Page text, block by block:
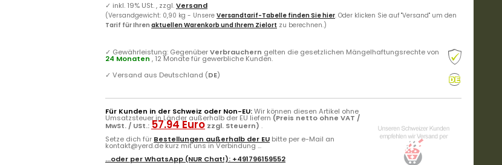
✓ inkl. 19% USt. , zzgl.Versand
(Versandgewicht: 0,90 kg - Unsere Versandtarif-Tabelle finden Sie hier. Oder klicken Sie auf "Versand" um den
Tarif für Ihren aktuellen Warenkorb und Ihrem Zielort zu berechnen.)
✓ Gewährleistung: GegenüberVerbrauchern gelten die gesetzlichen Mängelhaftungsrechte von
24 Monaten , 12 Monate für gewerbliche Kunden.
✓ Versand aus Deutschland (DE)
Für Kunden in der Schweiz oder Non-EU:Wir können diesen Artikel ohne
Umsatzsteuer in Länder außerhalb der EU liefern (Preis netto ohne VAT /
MwSt. / USt.: 57.94 Euro zzgl. Steuern) .
Setze dich für Bestellungen außerhalb der EU bitte per e-Mail an
kontakt@yerd.de kurz mit uns in Verbindung ...
...oder perWhatsApp (NUR Chat!): +491796159552